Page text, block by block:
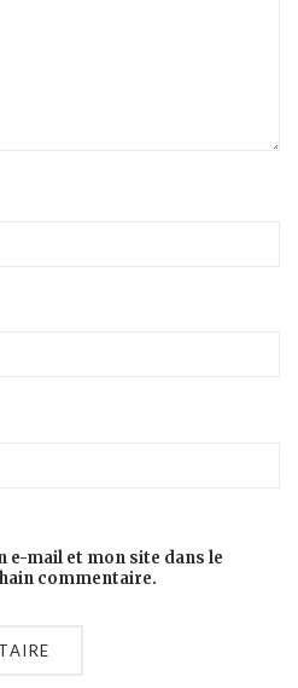
mail et mon site dans le
commentaire.